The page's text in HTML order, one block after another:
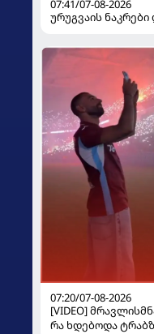
07:41/07-08-2026
ურუგვაის
07:20/07-08-2026
[VIDEO]
რა ხდებოდა